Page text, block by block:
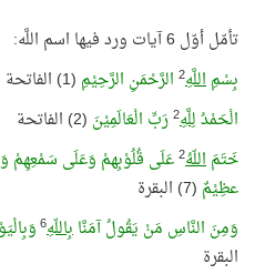
تأمّل أوّل 6 آيات ورد فيها اسم اللَّه:
بِسْمِاللَّهِ2 الرَّحْمَنِ الرَّحِيْمِ (1) الفاتحة
الْحَمْدُلِلَّهِ2 رَبِّ الْعَالَمِيْنَ (2) الفاتحة
خَتَمَاللّهُ2 عَلَى قُلُوْبِهمْ وَعَلَى سَمْعِهِمْ
عظِيْمٌ (7) البقرة
وَمِنَ النَّاسِ مَنْ يَقُولُ آمَنَّابِاللّهِ6
البقرة